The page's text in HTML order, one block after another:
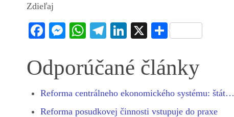
Zdieľaj
Fa
bo
ok
M
se
ng
er
W
ts
A
pp
Te
gr
a
m
Li
ed
In
X S
re
Odporúčané články
Reforma centrálneho ekonomického systému: štát…
Reforma posudkovej činnosti vstupuje do praxe